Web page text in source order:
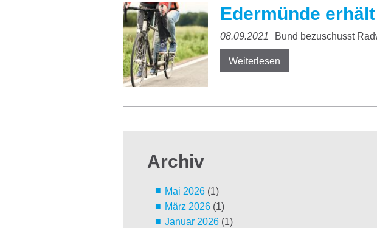
Edermünde
08.09.2021 Bund bezuschusst
Weiterlesen
Archiv
Mai 2026(1)
März 2026(1)
Januar 2026(1)